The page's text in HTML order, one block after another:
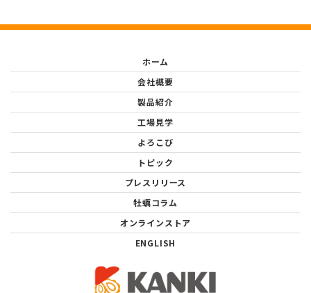
ホーム
会社概要
製品紹介
工場見学
よろこび
トピック
プレスリリース
牡蠣コラム
オンラインストア
ENGLISH